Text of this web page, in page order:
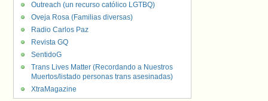
Outreach (un recurso católico LGTBQ)
Oveja Rosa (Familias diversas)
Radio Carlos Paz
Revista GQ
SentidoG
Trans Lives Matter (Recordando a Nuestros
Muertos/listado personas trans asesinadas)
XtraMagazine